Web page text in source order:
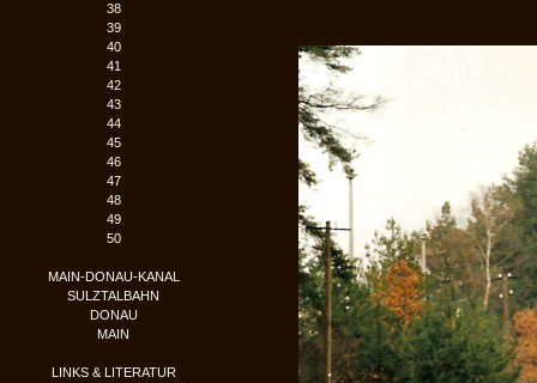
38
39
40
41
42
43
44
45
46
47
48
49
50
MAIN-DONAU-KANAL
SULZTALBAHN
DONAU
MAIN
LINKS & LITERATUR